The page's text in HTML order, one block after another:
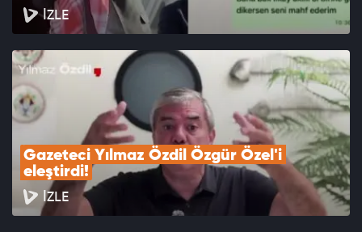
İZLE
Gazeteci Yılmaz Özdil Özgür Özel'i
eleştirdi!
İZLE